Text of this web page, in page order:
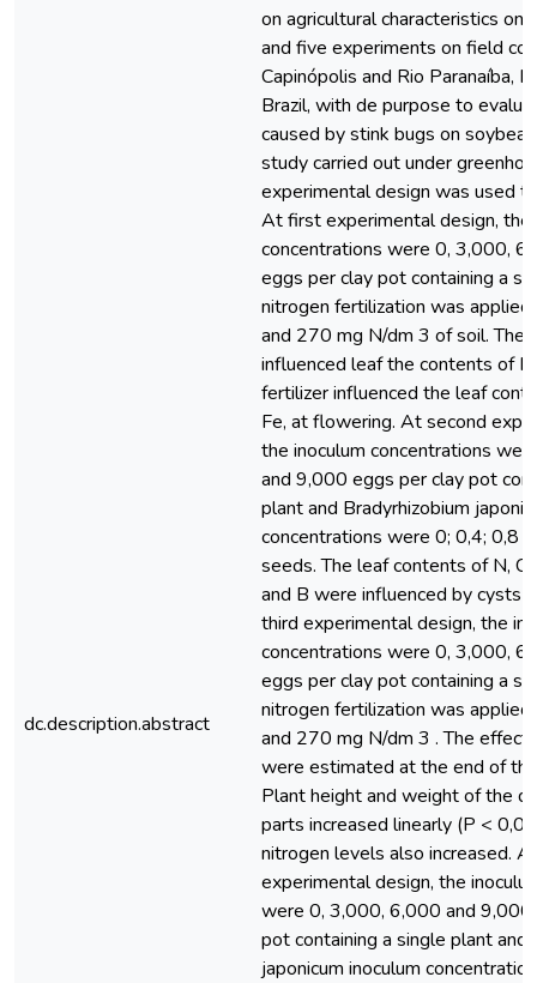
dc.description.abstract
on agricultural characteristics on
and five experiments on field
Capinópolis and Rio Paranaíba,
Brazil, with de purpose to
caused by stink bugs on
study carried out under
experimental design was used
At first experimental design, the
concentrations were 0, 3,000,
eggs per clay pot containing a
nitrogen fertilization was
and 270 mg N/dm 3 of soil. The
influenced leaf the contents of K
fertilizer influenced the leaf
Fe, at flowering. At second
the inoculum concentrations
and 9,000 eggs per clay pot
plant and Bradyrhizobium
concentrations were 0; 0,4; 0,8
seeds. The leaf contents of N,
and B were influenced by cysts
third experimental design, the
concentrations were 0, 3,000,
eggs per clay pot containing a
nitrogen fertilization was
and 270 mg N/dm 3 . The
were estimated at the end of
Plant height and weight of the
parts increased linearly (P <
nitrogen levels also increased.
experimental design, the
were 0, 3,000, 6,000 and 9,000
pot containing a single plant and
japonicum inoculum